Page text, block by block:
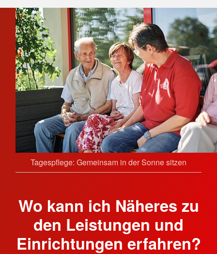
Tagespflege: Gemeinsam in der Sonne sitzen
Wo kann ich Näheres zu
den Leistungen und
Einrichtungen erfahren?